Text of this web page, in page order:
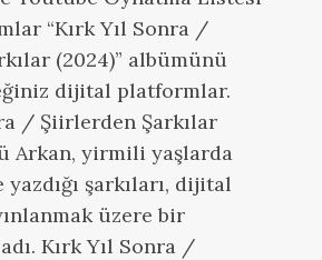
“Kırk Yıl Sonra /
(2024)” albümünü
dijital platformlar.
/ Şiirlerden Şarkılar
Arkan, yirmili yaşlarda
şarkıları, dijital
üzere bir
Kırk Yıl Sonra /